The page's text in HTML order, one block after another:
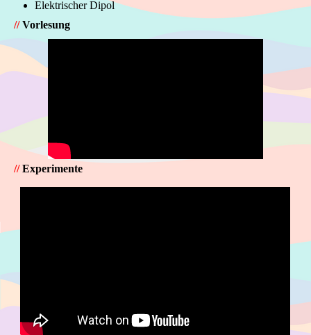
Elektrischer Dipol
//Vorlesung
//Experimente